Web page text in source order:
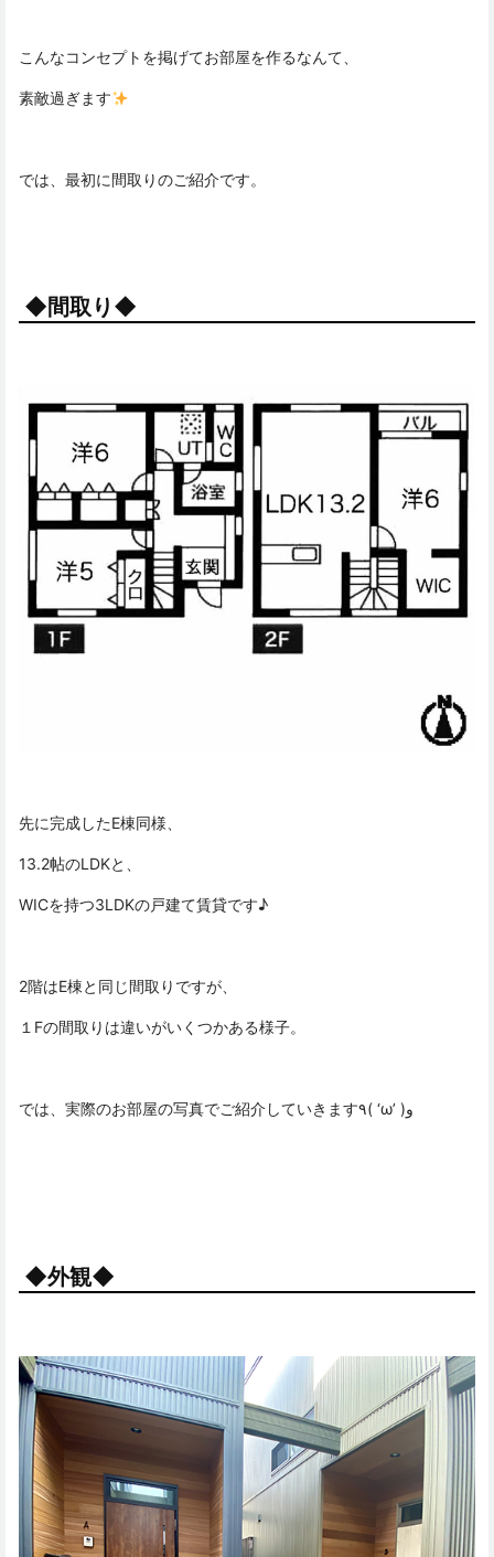
こんなコンセプトを掲げてお部屋を作るなんて、
素敵過ぎます
では、最初に間取りのご紹介です。
◆間取り◆
先に完成したE棟同様、
13.2帖のLDKと、
WICを持つ3LDKの戸建て賃貸です♪
2階はE棟と同じ間取りですが、
１Fの間取りは違いがいくつかある様子。
では、実際のお部屋の写真でご紹介していきます٩( ‘ω’ )و
◆外観◆